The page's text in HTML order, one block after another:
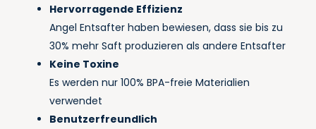
Hervorragende Effizienz
Angel Entsafter haben bewiesen, dass sie bis zu
30% mehr Saft produzieren als andere Entsafter
Keine Toxine
Es werden nur 100% BPA-freie Materialien
verwendet
Benutzerfreundlich